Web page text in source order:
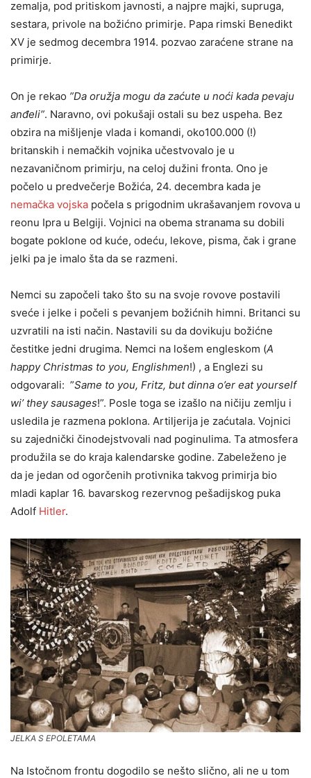
zemalja, pod pritiskom javnosti, a najpre majki, supruga,
sestara, privole na božićno primirje. Papa rimski Benedikt
XV je sedmog decembra 1914. pozvao zaraćene strane na
primirje.
On je rekao ”Da oružja mogu da zaćute u noći kada pevaju
anđeli”. Naravno, ovi pokušaji ostali su bez uspeha. Bez
obzira na mišljenje vlada i komandi, oko100.000 (!)
britanskih i nemačkih vojnika učestvovalo je u
nezavaničnom primirju, na celoj dužini fronta. Ono je
počelo u predvečerje Božića, 24. decembra kada je
nemačka vojska počela s prigodnim ukrašavanjem rovova u
reonu Ipra u Belgiji. Vojnici na obema stranama su dobili
bogate poklone od kuće, odeću, lekove, pisma, čak i grane
jelki pa je imalo šta da se razmeni.
Nemci su započeli tako što su na svoje rovove postavili
sveće i jelke i počeli s pevanjem božićnih himni. Britanci su
uzvratili na isti način. Nastavili su da dovikuju božićne
čestitke jedni drugima. Nemci na lošem engleskom (A
happy Christmas to you, Englishmen!) , a Englezi su
odgovarali: ”Same to you, Fritz, but dinna o’er eat yourself
wi’ they sausages!”. Posle toga se izašlo na ničiju zemlju i
usledila je razmena poklona. Artiljerija je zaćutala. Vojnici
su zajednički činodejstvovali nad poginulima. Ta atmosfera
produžila se do kraja kalendarske godine. Zabeleženo je
da je jedan od ogorčenih protivnika takvog primirja bio
mladi kaplar 16. bavarskog rezervnog pešadijskog puka
Adolf Hitler.
JELKA S EPOLETAMA
Na Istočnom frontu dogodilo se nešto slično, ali ne u tom